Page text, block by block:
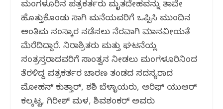
ಮಂಗಳೂರಿನ ಪತ್ರಕರ್ತರು ಮೃತದೇಹವನ್ನು ತಾವೇ
ಹೊತ್ತುಕೊಂಡು ಸಾಗಿ ಮನೆಯವರಿಗೆ ಒಪ್ಪಿಸಿ ಮುಂದಿನ
ಅಂತಿಮ ಸಂಸ್ಕಾರ ನಡೆಸಲು ನೆರವಾಗಿ ಮಾನವೀಯತೆ
ಮೆರೆದಿದ್ದಾರೆ. ನಿರಾಶ್ರಿತರು ಮತ್ತು ಘಟನೆಯಲ್ಲಿ
ಸಂತ್ರಸ್ತರಾದವರಿಗೆ ಸಾಂತ್ವನ ನೀಡಲು ಮಂಗಳೂರಿನಿಂದ
ತೆರಳಿದ್ದ ಪತ್ರಕರ್ತರ ಚಾರಣ ತಂಡದ ಸದಸ್ಯರಾದ
ಮೋಹನ್ ಕುತ್ತಾರ್, ಶಶಿ ಬೆಳ್ಳಾಯರು, ಆರಿಫ್ ಯುಆರ್
ಕಲ್ಕಟ್ಟ, ಗಿರೀಶ್ ಮಳಲಿ, ಶಿವಶಂಕರ್ ಅವರು